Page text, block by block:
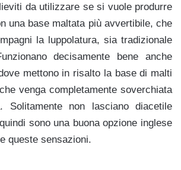
da utilizzare se si vuole produrre
una base maltata più avvertibile, che
la luppolatura, sia tradizionale
decisamente bene anche
mettono in risalto la base di malti
venga completamente soverchiata
Solitamente non lasciano diacetile
sono una buona opzione inglese
queste sensazioni.